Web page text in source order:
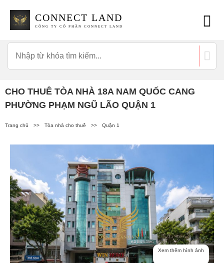
CONNECT LAND
CÔNG TY CỔ PHẦN CONNECT LAND
CHO THUÊ TÒA NHÀ 18A NAM QUỐC CANG
PHƯỜNG PHẠM NGŨ LÃO QUẬN 1
Trang chủ >> Tòa nhà cho thuê >> Quận 1
Xem thêm hình ảnh